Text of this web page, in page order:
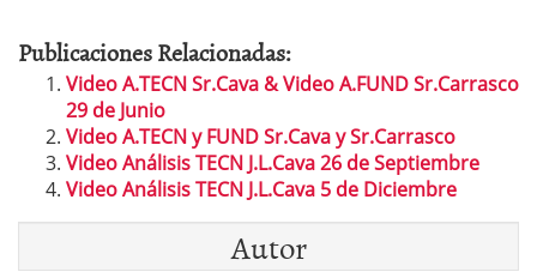
Publicaciones Relacionadas:
Video A.TECN Sr.Cava & Video A.FUND Sr.Carrasco
29 de Junio
Video A.TECN y FUND Sr.Cava y Sr.Carrasco
Video Análisis TECN J.L.Cava 26 de Septiembre
Video Análisis TECN J.L.Cava 5 de Diciembre
Autor